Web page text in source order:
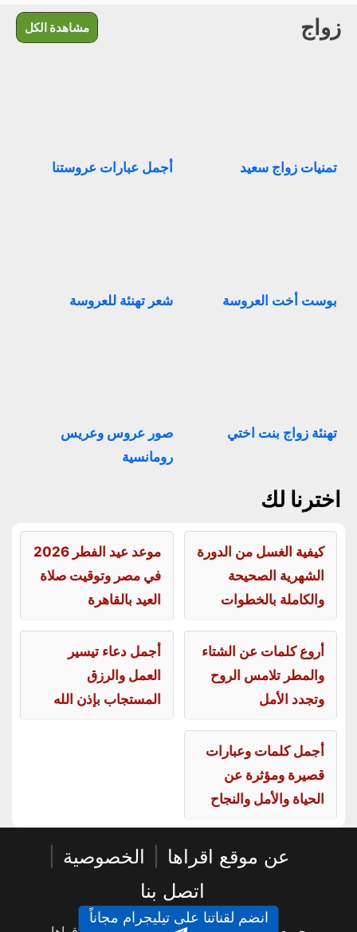
زواج مشاهدة الكل
تمنيات زواج سعيد أجمل عبارات عروستنا
بوست أخت العروسة شعر تهنئة للعروسة
تهنئة زواج بنت اختي
صور عروس وعريس
رومانسية
اخترنا لك
كيفية الغسل من الدورة
الشهرية الصحيحة
والكاملة بالخطوات
موعد عيد الفطر 2026
في مصر وتوقيت صلاة
العيد بالقاهرة
أروع كلمات عن الشتاء
والمطر تلامس الروح
وتجدد الأمل
أجمل دعاء تيسير
العمل والرزق
المستجاب بإذن الله
أجمل كلمات وعبارات
قصيرة ومؤثرة عن
الحياة والأمل والنجاح
عن موقع اقراها الخصوصية
اتصل بنا
انضم لقناتنا على تيليجرام مجاناً